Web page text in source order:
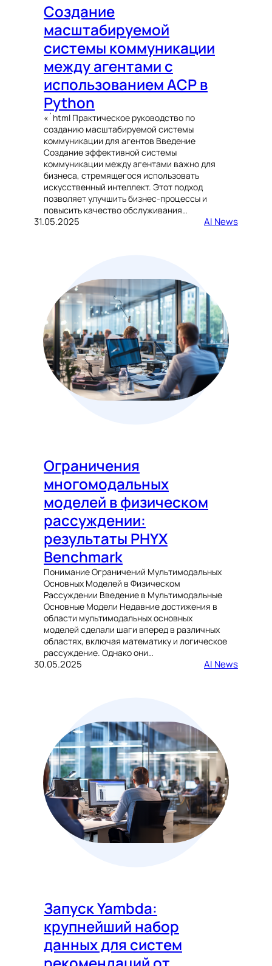
Создание
масштабируемой
системы коммуникации
между агентами с
использованием ACP в
Python
«`html Практическое руководство по
созданию масштабируемой системы
коммуникации для агентов Введение
Создание эффективной системы
коммуникации между агентами важно для
бизнеса, стремящегося использовать
искусственный интеллект. Этот подход
позволяет улучшить бизнес-процессы и
повысить качество обслуживания…
31.05.2025 AI News
Ограничения
многомодальных
моделей в физическом
рассуждении:
результаты PHYX
Benchmark
Понимание Ограничений Мультимодальных
Основных Моделей в Физическом
Рассуждении Введение в Мультимодальные
Основные Модели Недавние достижения в
области мультимодальных основных
моделей сделали шаги вперед в различных
областях, включая математику и логическое
рассуждение. Однако они…
30.05.2025 AI News
Запуск Yambda:
крупнейший набор
данных для систем